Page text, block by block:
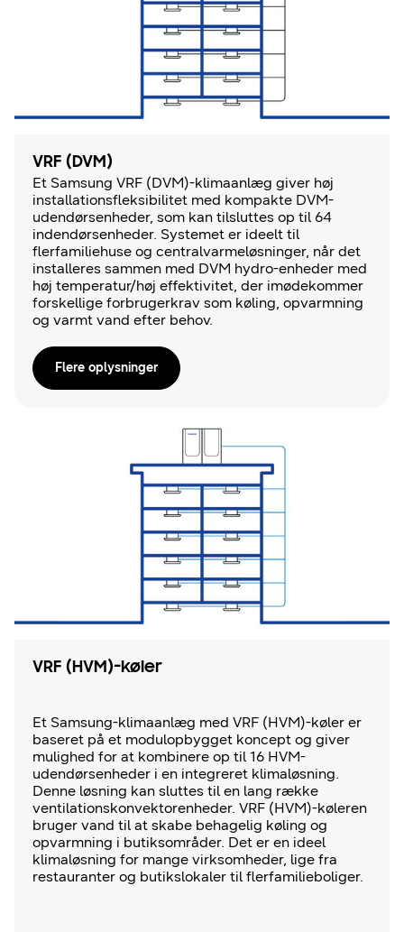
VRF (DVM)
Et Samsung VRF (DVM)-klimaanlæg giver høj
installationsfleksibilitet med kompakte DVM-
udendørsenheder, som kan tilsluttes op til 64
indendørsenheder. Systemet er ideelt til
flerfamiliehuse og centralvarmeløsninger, når det
installeres sammen med DVM hydro-enheder med
høj temperatur/høj effektivitet, der imødekommer
forskellige forbrugerkrav som køling, opvarmning
og varmt vand efter behov.
Flere oplysninger
VRF (HVM)-køler
Et Samsung-klimaanlæg med VRF (HVM)-køler er
baseret på et modulopbygget koncept og giver
mulighed for at kombinere op til 16 HVM-
udendørsenheder i en integreret klimaløsning.
Denne løsning kan sluttes til en lang række
ventilationskonvektorenheder. VRF (HVM)-køleren
bruger vand til at skabe behagelig køling og
opvarmning i butiksområder. Det er en ideel
klimaløsning for mange virksomheder, lige fra
restauranter og butikslokaler til flerfamilieboliger.